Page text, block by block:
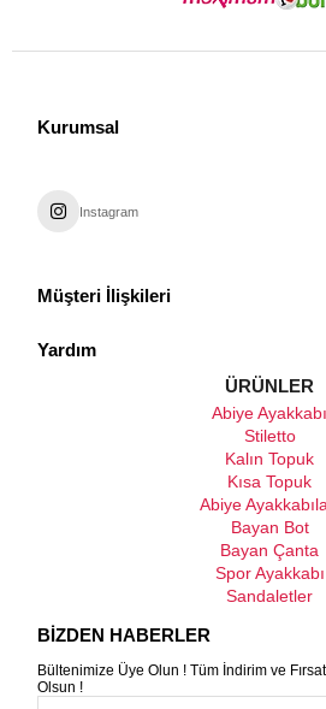
Kurumsal
Instagram
Müşteri İlişkileri
Yardım
ÜRÜNLER
Abiye Ayakkabı
Stiletto
Kalın Topuk
Kısa Topuk
Abiye
Bayan Bot
Bayan Çanta
Spor Ayakkabı
Sandaletler
BİZDEN HABERLER
Bültenimize Üye Olun ! Tüm İndirim ve
Olsun !